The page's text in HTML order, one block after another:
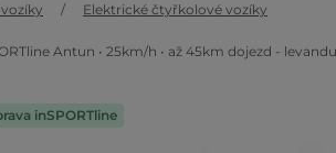
Elektrické čtyřkolové vozíky
Antun • 25km/h • až 45km dojezd -
inSPORTline